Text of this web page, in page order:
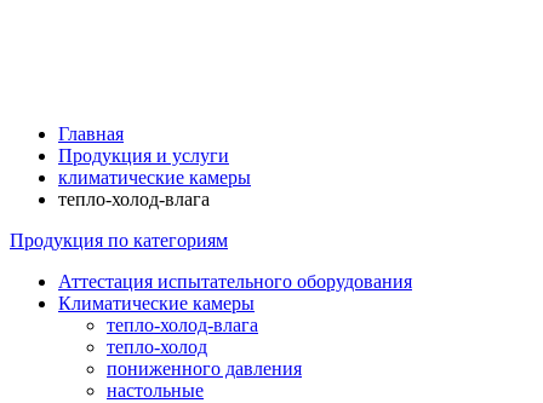
Главная
Продукция и услуги
климатические камеры
тепло-холод-влага
Продукция по категориям
Аттестация испытательного оборудования
Климатические камеры
тепло-холод-влага
тепло-холод
пониженного давления
настольные